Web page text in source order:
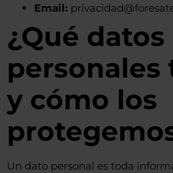
Email:
¿Qué datos
personales
y cómo los
Un dato personal es toda